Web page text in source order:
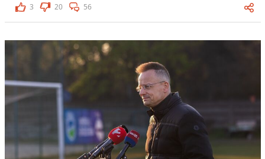
3
20 56